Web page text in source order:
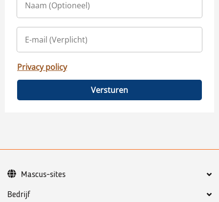
Privacy policy
Versturen
Bedrijf
Mascus-sites